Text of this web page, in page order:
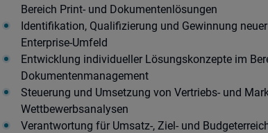
in 49808 Lingen (Ems) , 49716 Meppen
Bereich Print- und Dokumentenlösungen
Identifikation, Qualifizierung und Gewinnung
Enterprise-Umfeld
Entwicklung individueller Lösungskonzepte im
Dokumentenmanagement
Steuerung und Umsetzung von Vertriebs- und
Wettbewerbsanalysen
Verantwortung für Umsatz-, Ziel- und